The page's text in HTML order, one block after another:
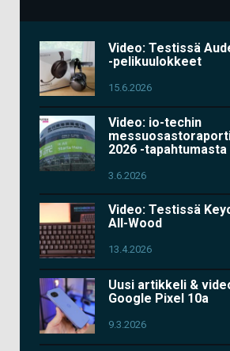
Video: Testissä
-pelikuulokkeet
15.6.2026
Video: io-techin
2026 -tapahtumasta
3.6.2026
Video: Testissä
All-Wood
13.4.2026
Uusi artikkeli &
Google Pixel 10a
9.3.2026